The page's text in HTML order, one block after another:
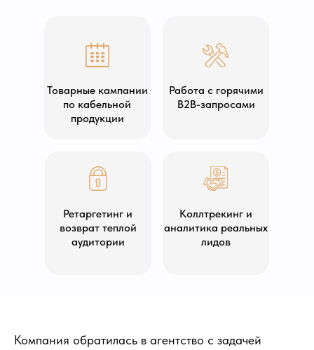
Товарные кампании
по кабельной
продукции
Работа с горячими
B2B-запросами
Ретаргетинг и
возврат теплой
аудитории
Коллтрекинг и
аналитика реальных
лидов
Компания обратилась в агентство с задачей